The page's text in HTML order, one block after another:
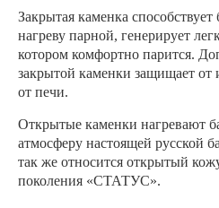
Закрытая каменка
нагреву парной, генерирует
котором комфортно парится.
закрытой каменки защищает от
от печи.
Открытые каменки нагревают
атмосферу настоящей русской
так же относится открытый
поколения «СТАТУС».